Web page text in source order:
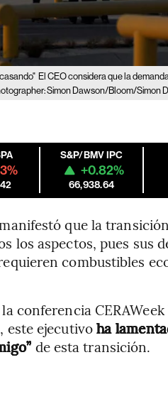
El CEO considera que la
Simon Dawson/Bloom/Simon
S&P/BMV IPC
+0.82%
66,938.64
que la
los aspectos, pues sus
combustibles
conferencia CERAWeek
este ejecutivoha
de esta transición.